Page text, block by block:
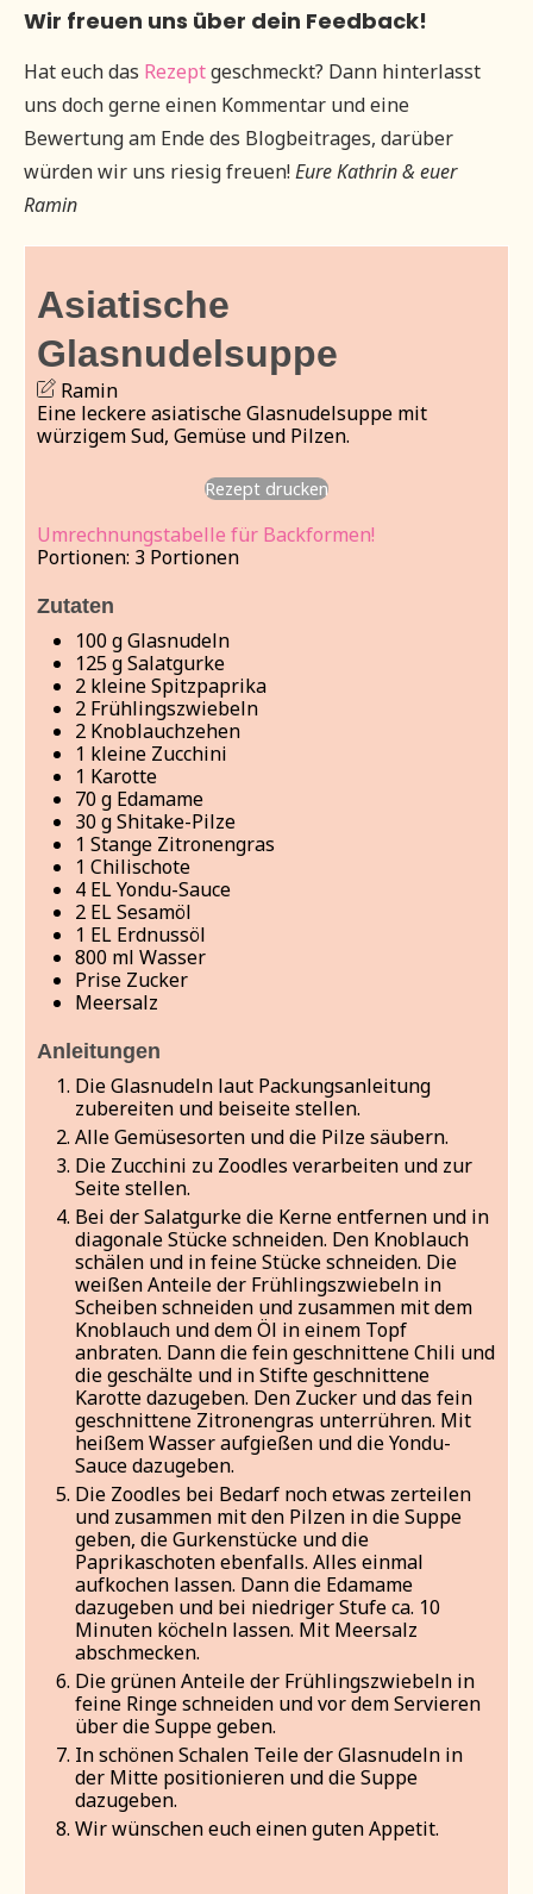
Wir freuen uns über dein Feedback!
Hat euch das Rezeptgeschmeckt? Dann hinterlasst
uns doch gerne einen Kommentar und eine
Bewertung am Ende des Blogbeitrages, darüber
würden wir uns riesig freuen!Eure Kathrin & euer
Ramin
Asiatische
Glasnudelsuppe
Ramin
Eine leckere asiatische Glasnudelsuppe mit
würzigem Sud, Gemüse und Pilzen.
Rezept drucken
Umrechnungstabelle für Backformen!
Portionen: 3 Portionen
Zutaten
100gGlasnudeln
125gSalatgurke
2 kleine Spitzpaprika
2 Frühlingszwiebeln
2 Knoblauchzehen
1 kleine Zucchini
1 Karotte
70g Edamame
30gShitake-Pilze
1 Stange Zitronengras
1 Chilischote
4 EL Yondu-Sauce
2 EL Sesamöl
1 EL Erdnussöl
800 ml Wasser
Prise Zucker
Meersalz
Anleitungen
Die Glasnudeln laut Packungsanleitung
zubereiten und beiseite stellen.
Alle Gemüsesorten und die Pilze säubern.
Die Zucchini zu Zoodles verarbeiten und zur
Seite stellen.
Bei der Salatgurke die Kerne entfernen und in
diagonale Stücke schneiden. Den Knoblauch
schälen und in feine Stücke schneiden. Die
weißen Anteile der Frühlingszwiebeln in
Scheiben schneiden und zusammen mit dem
Knoblauch und dem Öl in einem Topf
anbraten. Dann die fein geschnittene Chili und
die geschälte und in Stifte geschnittene
Karotte dazugeben. Den Zucker und das fein
geschnittene Zitronengras unterrühren. Mit
heißem Wasser aufgießen und die Yondu-
Sauce dazugeben.
Die Zoodles bei Bedarf noch etwas zerteilen
und zusammen mit den Pilzen in die Suppe
geben, die Gurkenstücke und die
Paprikaschoten ebenfalls. Alles einmal
aufkochen lassen. Dann die Edamame
dazugeben und bei niedriger Stufe ca. 10
Minuten köcheln lassen. Mit Meersalz
abschmecken.
Die grünen Anteile der Frühlingszwiebeln in
feine Ringe schneiden und vor dem Servieren
über die Suppe geben.
In schönen Schalen Teile der Glasnudeln in
der Mitte positionieren und die Suppe
dazugeben.
Wir wünschen euch einen guten Appetit.